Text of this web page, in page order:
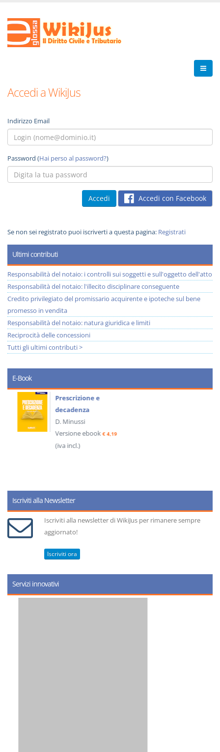
Accedi a WikiJus
Indirizzo Email
Password (Hai perso al password?)
Accedi con Facebook
Se non sei registrato puoi iscriverti a questa pagina: Registrati
Ultimi contributi
Responsabilità del notaio: i controlli sui soggetti e sull'oggetto dell'atto
Responsabilità del notaio: l'illecito disciplinare conseguente
Credito privilegiato del promissario acquirente e ipoteche sul bene
promesso in vendita
Responsabilità del notaio: natura giuridica e limiti
Reciprocità delle concessioni
Tutti gli ultimi contributi >
E-Book
Prescrizione e
decadenza
D. Minussi
Versione ebook€ 4,19
(iva incl.)
Iscriviti alla Newsletter
Iscriviti alla newsletter di WikiJus per rimanere sempre
aggiornato!
Iscriviti ora
Servizi innovativi